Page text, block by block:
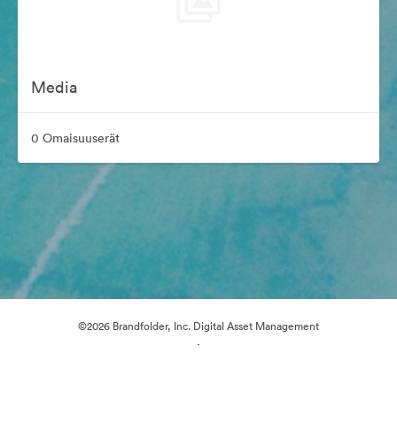
Media
0 Omaisuuserät
©2026 Brandfolder, Inc. Digital Asset Management
·